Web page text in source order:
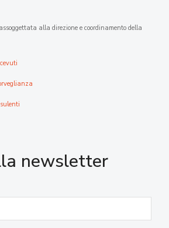
alla direzione e coordinamento della
newsletter